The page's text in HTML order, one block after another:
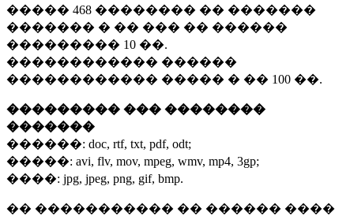
����� 468 �������� �� �������
������� � �� ��� �� ������
��������� 10 ��.
������������ ������
������������ ����� � �� 100 ��.
��������� ��� ��������
�������
������: doc, rtf, txt, pdf, odt;
�����: avi, flv, mov, mpeg, wmv, mp4, 3gp;
����: jpg, jpeg, png, gif, bmp.
�� ����������� �� ������ ����